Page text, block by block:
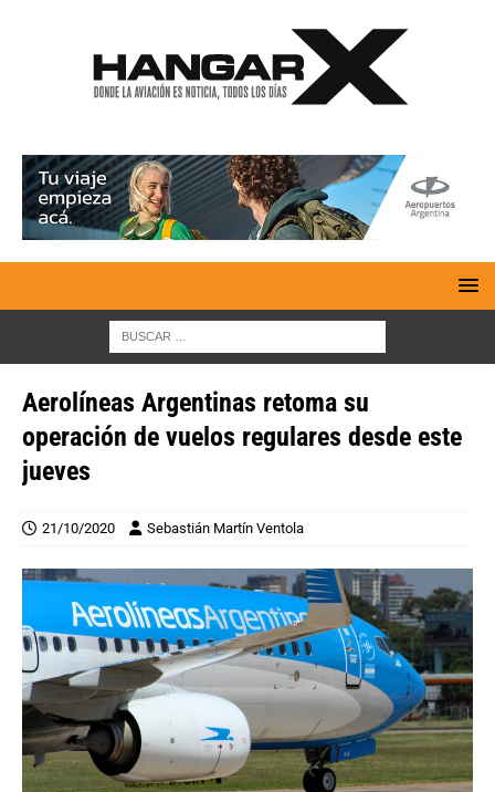
Aerolíneas Argentinas retoma su
operación de vuelos regulares desde este
jueves
21/10/2020 Sebastián Martín Ventola